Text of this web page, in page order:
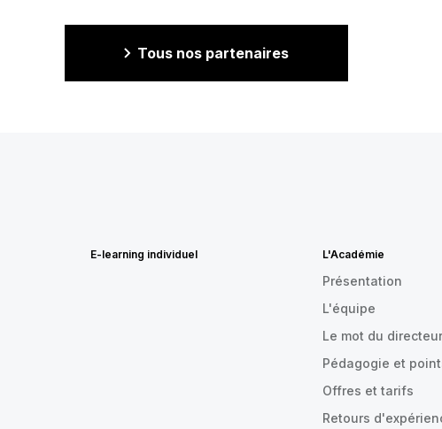
Tous nos partenaires
E-learning individuel L'Académie
Présentation
L'équipe
Le mot du directeur
Pédagogie et
Offres et tarifs
Retours